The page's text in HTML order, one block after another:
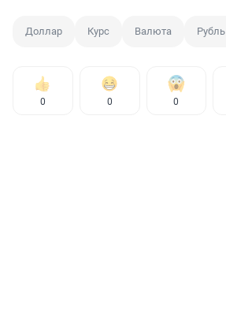
Доллар Курс Валюта Рубль
0 0 0